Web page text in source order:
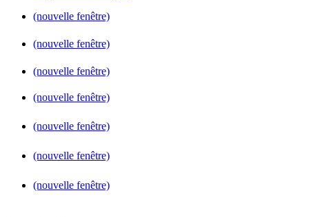
(nouvelle fenêtre)
(nouvelle fenêtre)
(nouvelle fenêtre)
(nouvelle fenêtre)
(nouvelle fenêtre)
(nouvelle fenêtre)
(nouvelle fenêtre)